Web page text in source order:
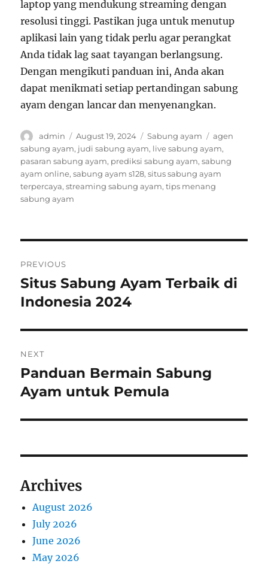
laptop yang mendukung streaming dengan
resolusi tinggi. Pastikan juga untuk menutup
aplikasi lain yang tidak perlu agar perangkat
Anda tidak lag saat tayangan berlangsung.
Dengan mengikuti panduan ini, Anda akan
dapat menikmati setiap pertandingan sabung
ayam dengan lancar dan menyenangkan.
A
u
t
h
o
r
admin
P
o
s
t
e
August 19, 2024
C
a
t
e
g
Sabung ayam
T
a
g
s
agen
sabung ayam, judi sabung ayam, live sabung ayam,
pasaran sabung ayam, prediksi sabung ayam,sabung
ayam online,sabung ayam s128,situs sabung ayam
terpercaya,streaming sabung ayam,tips menang
sabung ayam
o
s
t
n
a
g
a
t
i
o
PREVIOUS
P
r
v
i
o
s
p
Situs Sabung Ayam Terbaik di
Indonesia 2024
NEXT
N
e
t
o
t
Panduan Bermain Sabung
Ayam untuk Pemula
Archives
August 2026
July 2026
June 2026
May 2026